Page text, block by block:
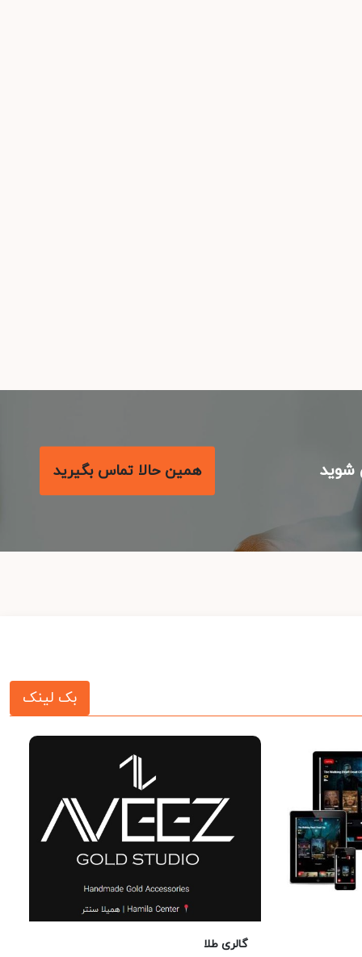
همین حالا تماس بگیرید
بک لینک
گالری طلا